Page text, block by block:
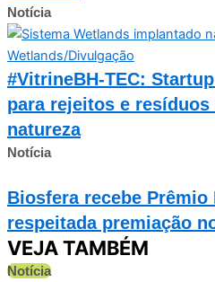
Notícia
#VitrineBH-TEC:
para rejeitos e
natureza
Notícia
Biosfera recebe Prêmio
respeitada premiação
VEJA TAMBÉM
Notícia